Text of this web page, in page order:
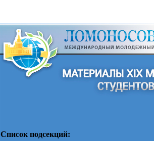
Список подсекций: